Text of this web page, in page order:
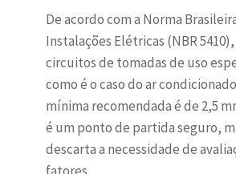
De acordo com a Norma
Instalações Elétricas (NBR
circuitos de tomadas de uso
como é o caso do ar
mínima recomendada é de 2,5
é um ponto de partida seguro,
descarta a necessidade de